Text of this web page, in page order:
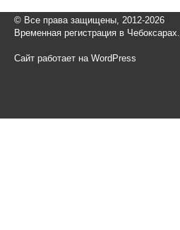
© Все права защищены, 2012-2026
Временная регистрация в Чебоксарах.
Сайт работает на WordPress